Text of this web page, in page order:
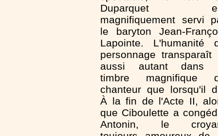
Duparquet
magnifiquement servi
le baryton Jean-
Lapointe. L'humanité
personnage transparaît
aussi autant dans
timbre magnifique
chanteur que lorsqu'il
À la fin de l'Acte II,
que Ciboulette a
Antonin, le